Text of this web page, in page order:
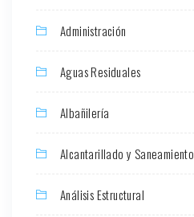
Administración
Aguas Residuales
Albañilería
Alcantarillado y Saneamiento
Análisis Estructural